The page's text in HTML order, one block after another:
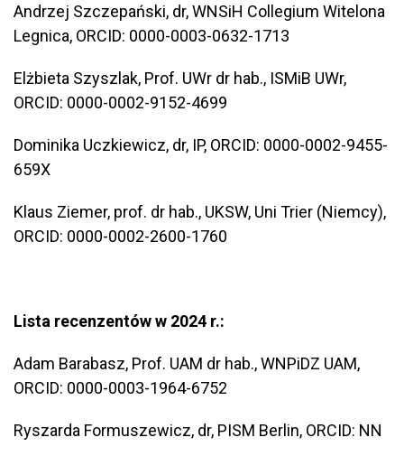
Andrzej Szczepański, dr, WNSiH Collegium Witelona
Legnica, ORCID: 0000-0003-0632-1713
Elżbieta Szyszlak, Prof. UWr dr hab., ISMiB UWr,
ORCID: 0000-0002-9152-4699
Dominika Uczkiewicz, dr, IP, ORCID: 0000-0002-9455-
659X
Klaus Ziemer, prof. dr hab., UKSW, Uni Trier (Niemcy),
ORCID: 0000-0002-2600-1760
Lista recenzentów w 2024 r.:
Adam Barabasz, Prof. UAM dr hab., WNPiDZ UAM,
ORCID: 0000-0003-1964-6752
Ryszarda Formuszewicz, dr, PISM Berlin, ORCID: NN